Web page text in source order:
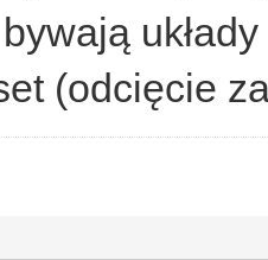
(odcięcie